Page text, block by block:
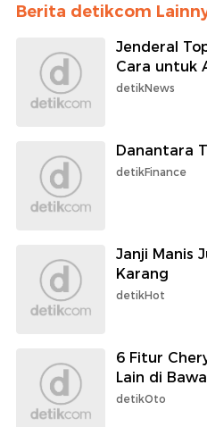
Berita detikcom
Jenderal
Cara untuk
detikNews
Danantara
detikFinance
Janji Manis
Karang
detikHot
6 Fitur
Lain di
detikOto